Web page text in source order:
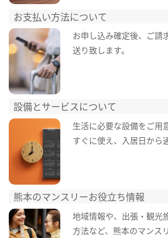
お支払い方法について
お申し込み確定後、ご請
送り致します。
設備とサービスについて
生活に必要な設備をご用
すぐに使え、入居日から
熊本のマンスリーお役立ち情報
地域情報や、出張・観光
方法など、熊本のマンス